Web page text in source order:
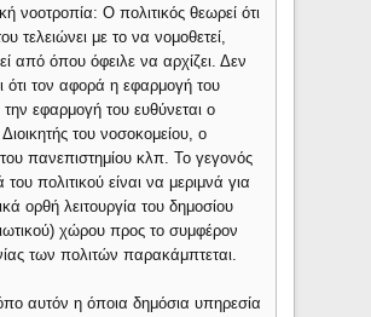
νοοτροπία: Ο πολιτικός θεωρεί ότι
τελειώνει με το να νομοθετεί,
από όπου όφειλε να αρχίζει. Δεν
ότι τον αφορά η εφαρμογή του
την εφαρμογή του ευθύνεται ο
του νοσοκομείου, ο
πανεπιστημίου κλπ. Το γεγονός
του πολιτικού είναι να μεριμνά για
ορθή λειτουργία του δημοσίου
χώρου προς το συμφέρον
των πολιτών παρακάμπτεται.
αυτόν η όποια δημόσια υπηρεσία